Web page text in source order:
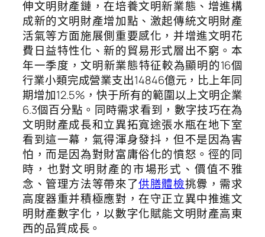
伸文明財產鏈，在培養文明新業態、增進構
成新的文明財產增加點、激起傳統文明財產
活氣等方面施展側重要感化，并增進文明花
費日益特性化、新的貿易形式層出不窮。本
年一季度，文明新業態特征較為顯明的16個
行業小類完成營業支出14846億元，比上年同
期增加12.5%，快于所有的範圍以上文明企業
6.3個百分點。同時需求看到，數字技巧在為
文明財產成長和立異拓寬途張水瓶在地下室
看到這一幕，氣得渾身發抖，但不是因為害
怕，而是因為對財富庸俗化的憤怒。徑的同
時，也對文明財產的市場形式、價值不雅
念、管理方法等帶來了供膳體檢挑釁，需求
高度器重并積極應對，在守正立異中推進文
明財產數字化，以數字化賦能文明財產高東
西的品質成長。